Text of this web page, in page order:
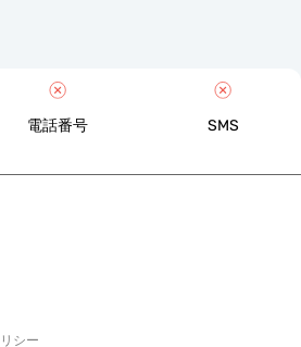
電話番号 SMS
シー